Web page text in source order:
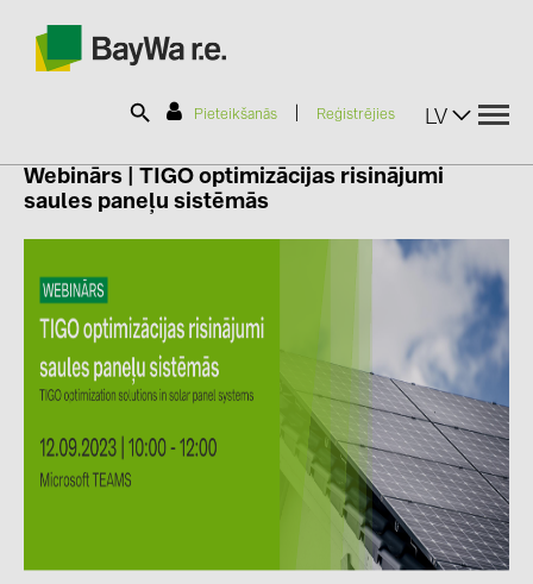
Pieteikšanās Reģistrējies LV
SOLAR-PLANIT
Produkti
Informācija
kontakti
Webinārs | TIGO optimizācijas risinājumi
saules paneļu sistēmās